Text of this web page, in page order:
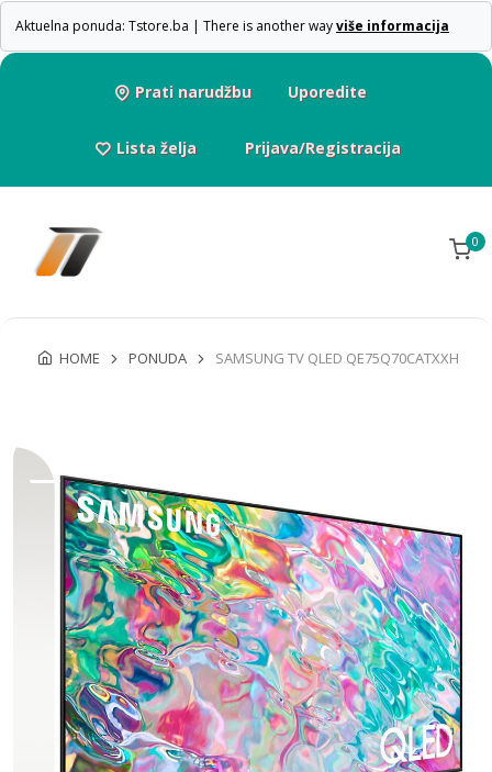
Aktuelna ponuda: Tstore.ba | There is another wayviše informacija
Prati narudžbu Uporedite
Lista želja Prijava/Registracija
0
HOME PONUDA SAMSUNG TV QLED QE75Q70CATXXH